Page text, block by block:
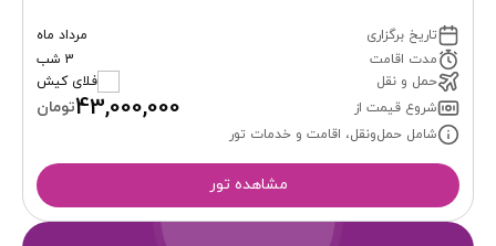
تاریخ برگزاری
مرداد ماه
مدت اقامت
3 شب
حمل و نقل
فلای کیش
شروع قیمت از
43,000,000تومان
شامل حمل‌ونقل، اقامت و خدمات تور
مشاهده تور